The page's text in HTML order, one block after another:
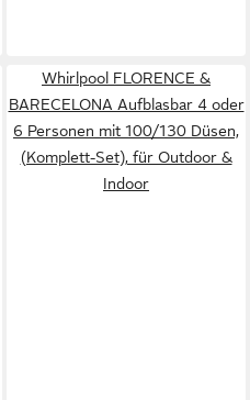
Whirlpool FLORENCE &
BARECELONA Aufblasbar 4 oder
6 Personen mit 100/130 Düsen,
(Komplett-Set), für Outdoor &
Indoor